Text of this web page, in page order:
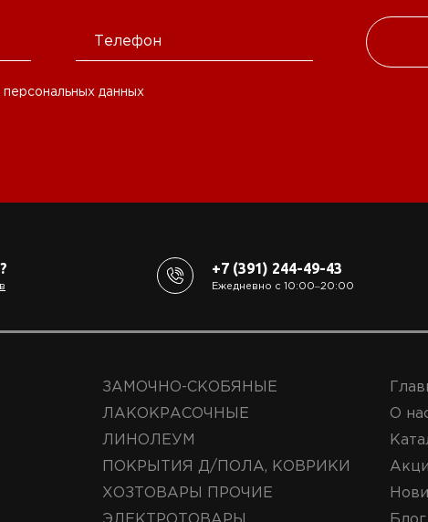
данных
+7 (391) 244-49-43
Ежедневно с 10:00‒20:00
ЗАМОЧНО-СКОБЯНЫЕ
ЛАКОКРАСОЧНЫЕ
ЛИНОЛЕУМ
ПОКРЫТИЯ Д/ПОЛА, КОВРИКИ
ХОЗТОВАРЫ ПРОЧИЕ
О